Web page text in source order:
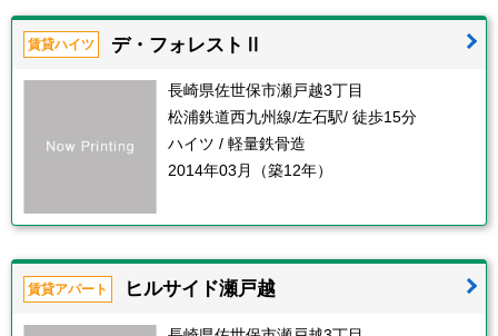
賃貸ハイツ デ・フォレストⅡ
長崎県佐世保市瀬戸越3丁目
松浦鉄道西九州線/左石駅/ 徒歩15分
ハイツ / 軽量鉄骨造
2014年03月（築12年）
賃貸アパート ヒルサイド瀬戸越